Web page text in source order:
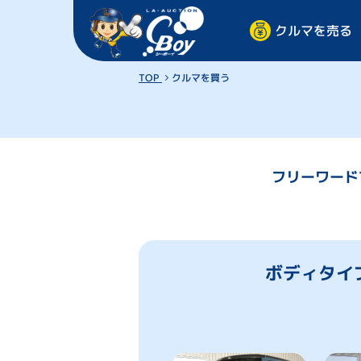
クルマを売る
TOP クルマを買う
フリーワー
ボディタイ